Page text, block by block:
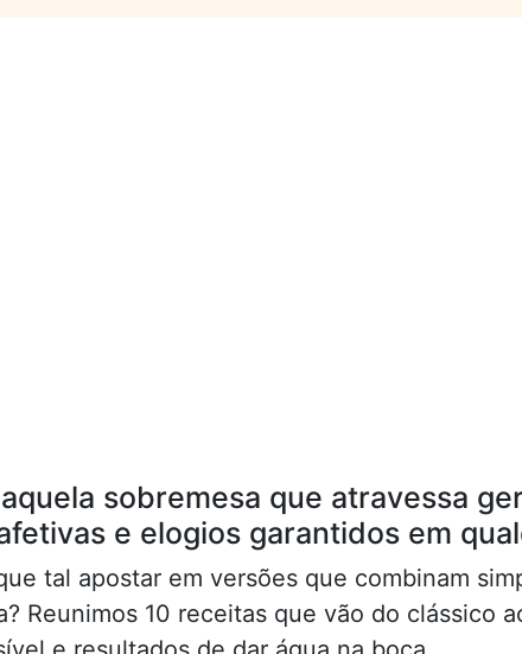
sobremesa que atravessa
e elogios garantidos em
tal apostar em versões que combinam
Reunimos 10 receitas que vão do clássico